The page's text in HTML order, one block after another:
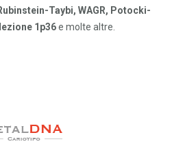
Taybi, WAGR, Potocki-
1p36e molte altre.